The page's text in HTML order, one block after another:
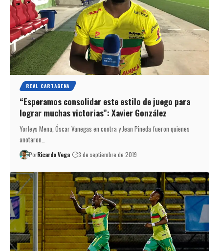
REAL CARTAGENA
“Esperamos consolidar este estilo de juego para
lograr muchas victorias”: Xavier González
Yorleys Mena, Óscar Vanegas en contra y Jean Pineda fueron quienes
anotaron…
PorRicardo Vega 3 de septiembre de 2019